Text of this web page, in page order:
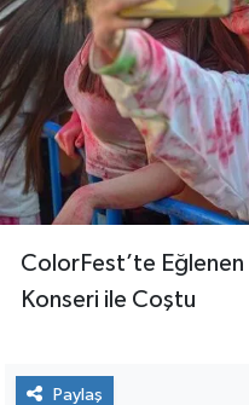
ColorFest’te
Konseri ile Coştu
Paylaş